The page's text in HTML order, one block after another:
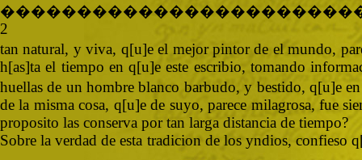
2
tan natural, y viva, q[u]e el mejor pintor de el mundo,
h[as]ta el tiempo en q[u]e este escribio, tomando
huellas de un hombre blanco barbudo, y bestido, q[u]e
de la misma cosa, q[u]e de suyo, parece milagrosa, fue
proposito las conserva por tan larga distancia de tiempo?
Sobre la verdad de esta tradicion de los yndios, confieso